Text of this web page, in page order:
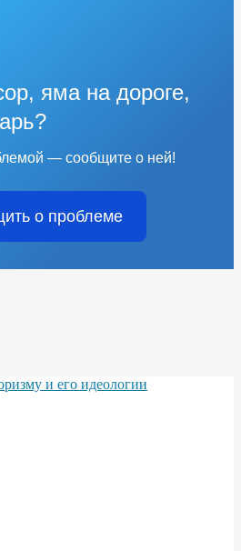
яма на дороге,
— сообщите о ней!
о проблеме